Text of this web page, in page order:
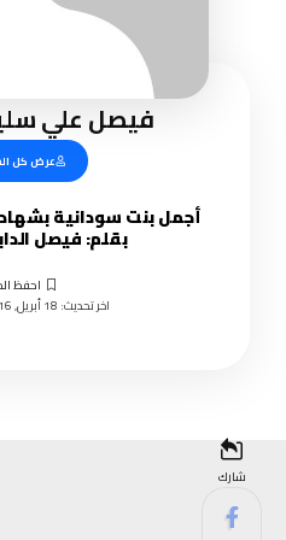
فيصل علي
عرض كل
أجمل بنت سودانية
بقلم: فيصل
اخر تحديث: 18 أبريل, 2016 7:14 مساءً
شارك